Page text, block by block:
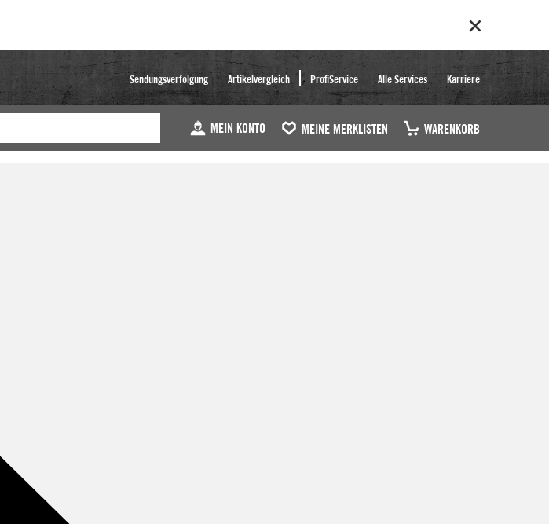
Sendungsverfolgung Artikelvergleich ProfiService Alle Services Karriere
MEIN KONTO MEINE MERKLISTEN WARENKORB